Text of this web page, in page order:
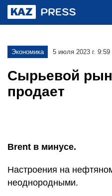
Экономика 5 июля 2023 г. 9:59
Сырьевой
продает
Brent в минусе.
Настроения на
неоднородными.